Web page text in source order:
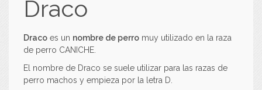
Draco
Draco es un nombre de perro muy utilizado en la raza
de perro CANICHE.
El nombre de Draco se suele utilizar para las razas de
perro machos y empieza por la letra D.